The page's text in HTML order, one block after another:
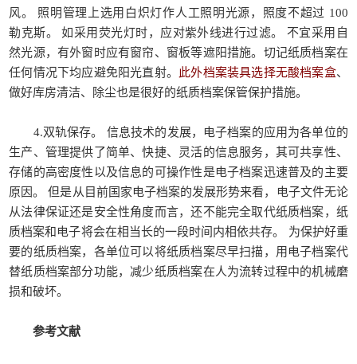
风。 照明管理上选用白炽灯作人工照明光源，照度不超过 100
勒克斯。 如采用荧光灯时，应对紫外线进行过滤。 不宜采用自
然光源，有外窗时应有窗帘、窗板等遮阳措施。切记纸质档案在
任何情况下均应避免阳光直射。 此外档案装具选择无酸档案盒、
做好库房清洁、除尘也是很好的纸质档案保管保护措施。
4.双轨保存。 信息技术的发展，电子档案的应用为各单位的
生产、管理提供了简单、快捷、灵活的信息服务，其可共享性、
存储的高密度性以及信息的可操作性是电子档案迅速普及的主要
原因。 但是从目前国家电子档案的发展形势来看，电子文件无论
从法律保证还是安全性角度而言，还不能完全取代纸质档案，纸
质档案和电子将会在相当长的一段时间内相依共存。 为保护好重
要的纸质档案，各单位可以将纸质档案尽早扫描，用电子档案代
替纸质档案部分功能，减少纸质档案在人为流转过程中的机械磨
损和破坏。
参考文献